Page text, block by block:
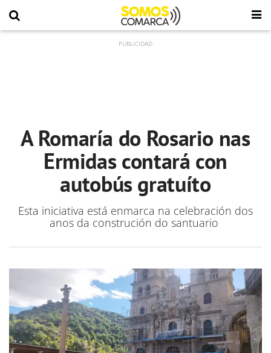
A Romaría do Rosario nas
Ermidas contará con
autobús gratuíto
Esta iniciativa está enmarca na celebración dos
anos da construción do santuario